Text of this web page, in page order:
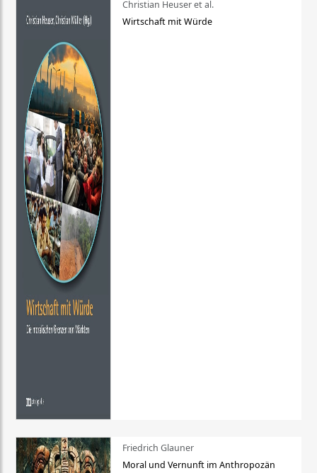
Christian Heuser et al.
Wirtschaft mit Würde
Friedrich Glauner
Moral und Vernunft im Anthropozän